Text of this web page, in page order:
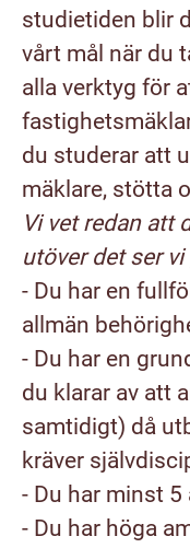
studietiden blir
vårt mål när du
alla verktyg för
du studerar att
mäklare, stötta
Vi vet redan att
utöver det ser
- Du har en
allmän
- Du har en
du klarar av att
samtidigt) då
kräver
- Du har minst
- Du har höga